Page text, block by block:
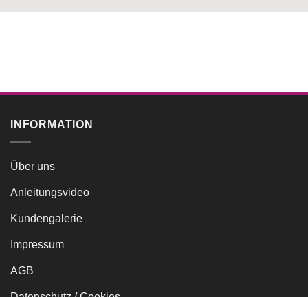
INFORMATION
Über uns
Anleitungsvideo
Kundengalerie
Impressum
AGB